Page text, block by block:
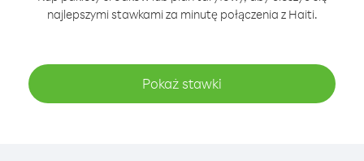
najlepszymi stawkami za minutę połączenia z Haiti.
Pokaż stawki